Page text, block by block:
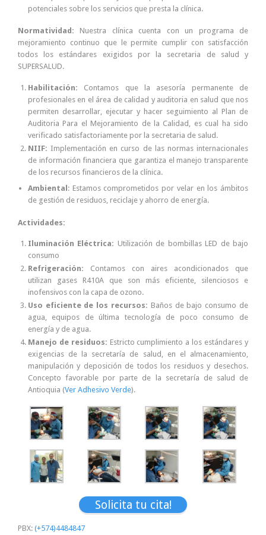
potenciales sobre los servicios que presta la clínica.
Normatividad: Nuestra clínica cuenta con un programa de
mejoramiento continuo que le permite cumplir con satisfacción
todos los estándares exigidos por la secretaria de salud y
SUPERSALUD.
Habilitación: Contamos que la asesoría permanente de
profesionales en el área de calidad y auditoria en salud que nos
permiten desarrollar, ejecutar y hacer seguimiento al Plan de
Auditoria Para el Mejoramiento de la Calidad, es cual ha sido
verificado satisfactoriamente por la secretaria de salud.
NIIF: Implementación en curso de las normas internacionales
de información financiera que garantiza el manejo transparente
de los recursos financieros de la clínica.
Ambiental : Estamos comprometidos por velar en los ámbitos
de gestión de residuos, reciclaje y ahorro de energía.
Actividades:
Iluminación Eléctrica: Utilización de bombillas LED de bajo
consumo
Refrigeración: Contamos con aires acondicionados que
utilizan gases R410A que son más eficiente, silenciosos e
inofensivos con la capa de ozono.
Uso eficiente de los recursos: Baños de bajo consumo de
agua, equipos de última tecnología de poco consumo de
energía y de agua.
Manejo de residuos: Estricto cumplimiento a los estándares y
exigencias de la secretaría de salud, en el almacenamiento,
manipulación y deposición de todos los residuos y desechos.
Concepto favorable por parte de la secretaría de salud de
Antioquia (Ver Adhesivo Verde).
Solicita tu cita!
PBX: (+574)4484847